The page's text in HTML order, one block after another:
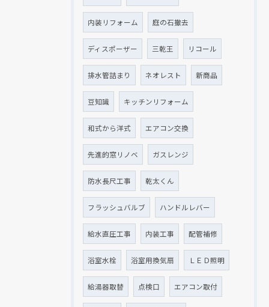
内装リフォーム 庭の石撤去
ディスポーザー 三乾王 リコール
排水管詰まり ネオレスト 新商品
豆知識 キッチンリフォーム
和式から洋式 エアコン交換
先進的窓リノベ ガスレンジ
防水長尺工事 乾太くん
フラッシュバルブ ハンドルレバー
給水直圧工事 内装工事 配管補修
浴室水栓 浴室用換気扇 ＬＥＤ照明
給湯器取替 点検口 エアコン取付